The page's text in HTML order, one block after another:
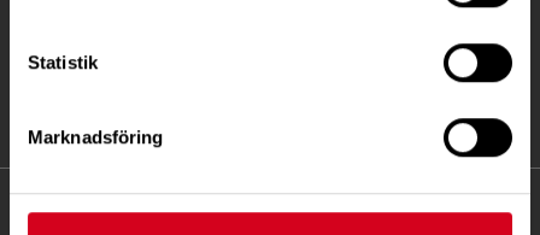
Statistik
Marknadsföring
KONTAKT